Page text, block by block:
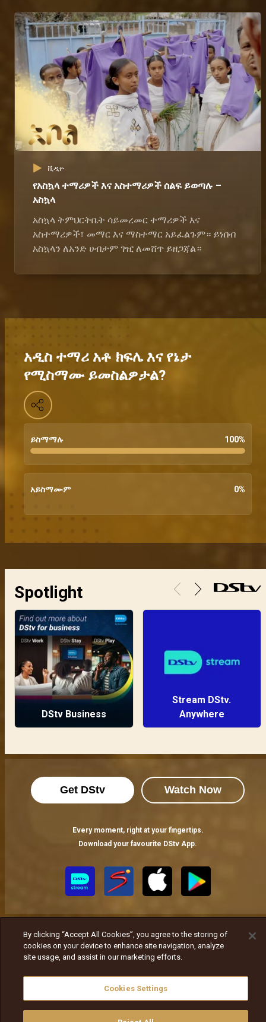
ቪዲዮ
የአስኳላ ተማሪዎች እና አስተማሪዎች ሰልፍ ይወጣሉ –
አስኳላ
አስኳላ ትምህርትቤት ሳይመረመር ተማሪዎች እና
አስተማሪዎች፣ መማር እና ማስተማር አይፈልጉም። ይነበብ
አስኳላን ለአንድ ሀብታም ገዢ ለመሸጥ ይዘጋጃል።
አዲስ ተማሪ አቶ ክፍሌ እና የኔታ
የሚስማሙ ይመስልዎታል?
ይስማማሉ 100%
አይስማሙም 0%
Spotlight
DStv Business
Stream DStv.
Anywhere
Get DStv Watch Now
Every moment, right at your fingertips.
Download your favourite DStv App.
By clicking “Accept All Cookies”, you agree to the storing of
cookies on your device to enhance site navigation, analyze
site usage, and assist in our marketing efforts.
Cookies Settings